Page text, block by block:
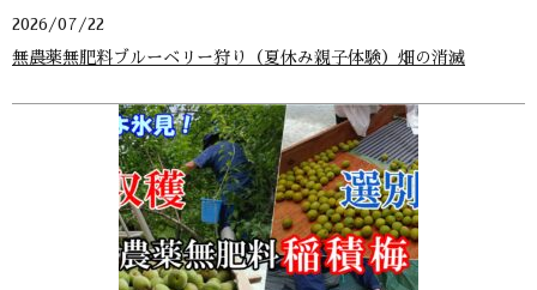
2026/07/22
無農薬無肥料ブルーベリー狩り（夏休み親子体験）畑の消滅